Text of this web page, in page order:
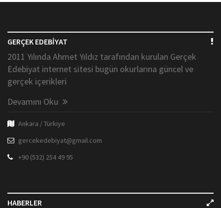
GERÇEK EDEBİYAT
2011 Yılında Ahmet Yıldız tarafından kurulan Gerçek
Edebiyat internet sitesi bugün okurlarına güncel ve
gerçek içerikleri
Devamını Oku
Ankara / Türkiye
gercekedebiyat@gmail.com
+90 (532) 254 49 95
HABERLER